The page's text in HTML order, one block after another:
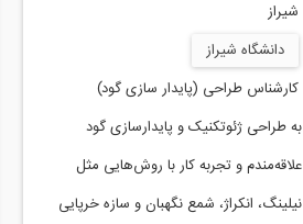
شیراز
دانشگاه شیراز
کارشناس طراحی (پایدار سازی گود)
به طراحی ژئوتکنیک و پایدارسازی گود
علاقه‌مندم و تجربه کار با روش‌هایی مثل
نیلینگ، انکراژ، شمع نگهبان و سازه خرپایی